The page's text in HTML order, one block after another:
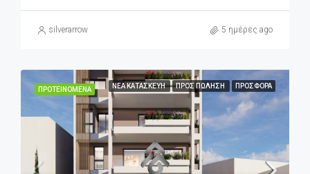
silverarrow 5 ημέρες ago
ΠΡΟΤΕΙΝΌΜΕΝΑ ΝΈΑ ΚΑΤΑΣΚΕΥΉ ΠΡΟΣ ΠΏΛΗΣΗ ΠΡΟΣΦΟΡΆ